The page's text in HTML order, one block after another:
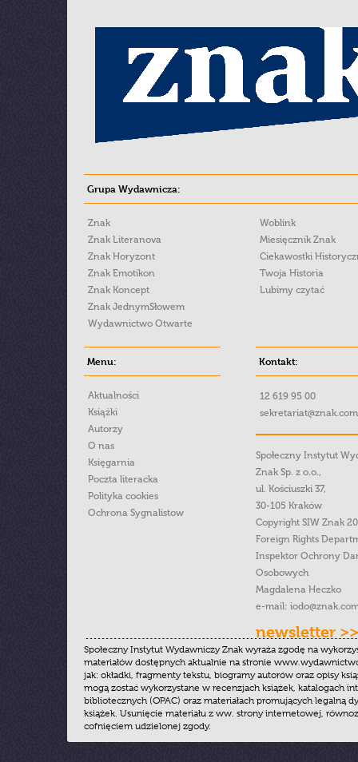
Grupa Wydawnicza:
Znak
Znak Literanova
Znak Horyzont
Znak Emotikon
Znak Koncept
Znak JednymSłowem
Wydawnictwo Otwarte
Woblink
Miesięcznik Znak
Ciekawostki
Twoja Historia
Lubimy czytać
Menu:
Aktualności
Książki
Autorzy
O nas
Księgarnia
Poczta literacka
Polityka cookies
Ochrona Sygnalistow
Kontakt:
12 619 95 00
Społeczny Instytut
Znak Sp. z o.o.,
ul. Kościuszki 37,
30-105 Kraków
Copyright SIW Znak
Foreign Rights
Inspektor Ochrony
Osobowych
Magdalena Heczko
e-mail:
newsletter >>
Społeczny Instytut Wydawniczy Znak wyraża zgodę na
materiałów dostępnych aktualnie na stronie
jak: okładki, fragmenty tekstu, biogramy autorów oraz opisy
mogą zostać wykorzystane w recenzjach książek, katalogach
bibliotecznych (OPAC) oraz materiałach promujących legalną
książek. Usunięcie materiału z ww. strony internetowej,
cofnięciem udzielonej zgody.